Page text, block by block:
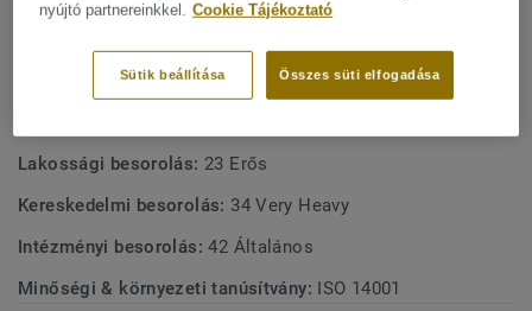
tisztíthatóságért és a költséghatékony karbantartásért.
Igény szerint rendelhető, tekercsben, minden Veneto
MŰSZAKI ÉS KÖRNYEZETVÉDELMI ELŐÍRÁSOK
Terméktípus:Parafa hátoldalú mintázatlan és a mintázott
Lakossági besorolás: 23 Erős
Kereskedelmi besorolás: 34 Very Heavy
Intézményi besorolás:42 Általános
Minőségi & környezeti tanúsítvány: ISO 14001
nyújtó partnereinkkel. Cookie Tájékoztató
Összes süti elfogadása
Sütik beállítása